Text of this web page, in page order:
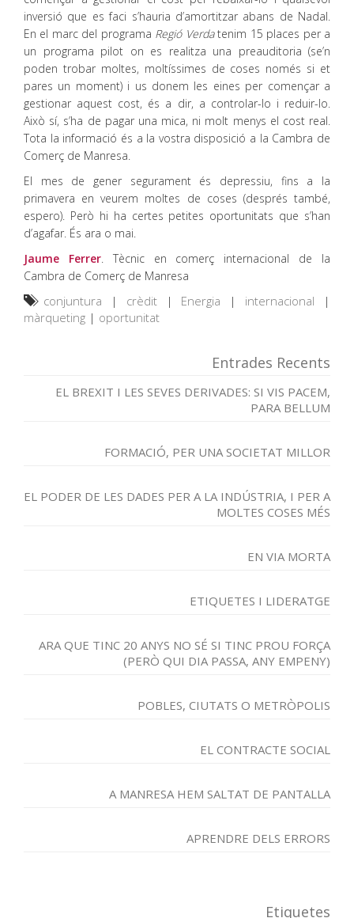
inversió que es faci s’hauria d’amortitzar abans de Nadal.
En el marc del programa Regió Verdatenim 15 places per a
un programa pilot on es realitza una preauditoria (se’n
poden trobar moltes, moltíssimes de coses només si et
pares un moment) i us donem les eines per començar a
gestionar aquest cost, és a dir, a controlar-lo i reduir-lo.
Això sí, s’ha de pagar una mica, ni molt menys el cost real.
Tota la informació és a la vostra disposició a la Cambra de
Comerç de Manresa.
El mes de gener segurament és depressiu, fins a la
primavera en veurem moltes de coses (després també,
espero). Però hi ha certes petites oportunitats que s’han
d’agafar. És ara o mai.
Jaume Ferrer. Tècnic en comerç internacional de la
Cambra de Comerç de Manresa
conjuntura | crèdit| Energia | internacional |
màrqueting | oportunitat
Entrades Recents
EL BREXIT I LES SEVES DERIVADES: SI VIS PACEM,
PARA BELLUM
FORMACIÓ, PER UNA SOCIETAT MILLOR
EL PODER DE LES DADES PER A LA INDÚSTRIA, I PER A
MOLTES COSES MÉS
EN VIA MORTA
ETIQUETES I LIDERATGE
ARA QUE TINC 20 ANYS NO SÉ SI TINC PROU FORÇA
(PERÒ QUI DIA PASSA, ANY EMPENY)
POBLES, CIUTATS O METRÒPOLIS
EL CONTRACTE SOCIAL
A MANRESA HEM SALTAT DE PANTALLA
APRENDRE DELS ERRORS
Etiquetes